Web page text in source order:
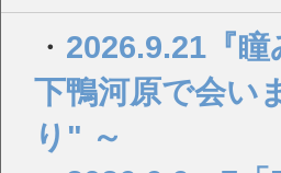
・ 2026.9.21『
下鴨河原で会い
り" ～